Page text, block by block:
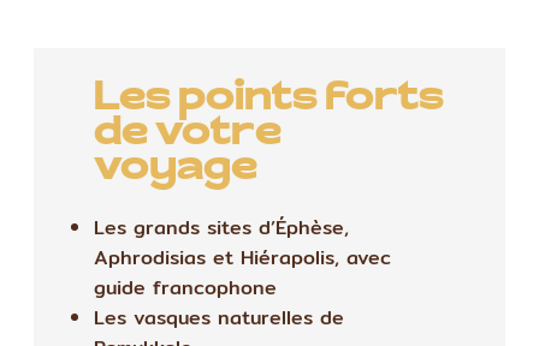
Les points forts
de votre
voyage
Les grands sites d’Éphèse,
Aphrodisias et Hiérapolis, avec
guide francophone
Les vasques naturelles de